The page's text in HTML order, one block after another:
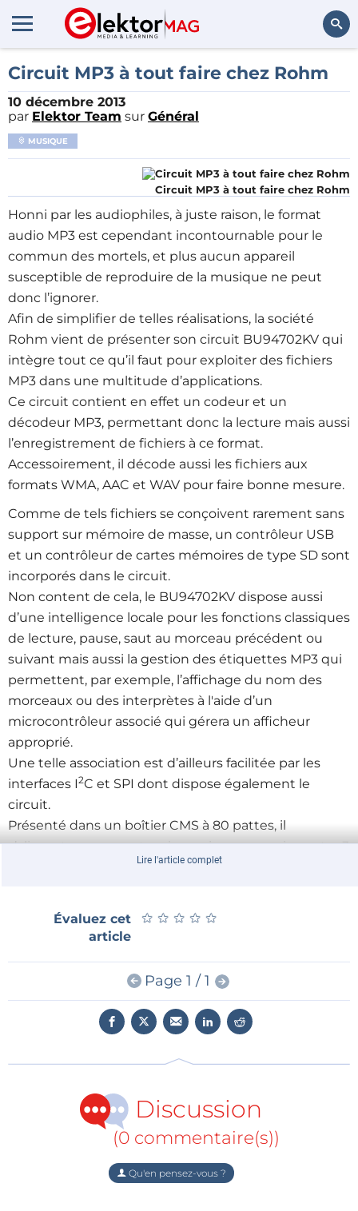
Rechercher
Circuit MP3 à tout faire chez Rohm
10 décembre 2013
par Elektor Team sur Général
MUSIQUE
Circuit MP3 à tout faire chez Rohm
Honni par les audiophiles, à juste raison, le format
audio MP3 est cependant incontournable pour le
commun des mortels, et plus aucun appareil
susceptible de reproduire de la musique ne peut
donc l’ignorer.
Afin de simplifier de telles réalisations, la société
Rohm vient de présenter son circuit BU94702KV qui
intègre tout ce qu’il faut pour exploiter des fichiers
MP3 dans une multitude d’applications.
Ce circuit contient en effet un codeur et un
décodeur MP3, permettant donc la lecture mais aussi
l’enregistrement de fichiers à ce format.
Accessoirement, il décode aussi les fichiers aux
formats WMA, AAC et WAV pour faire bonne mesure.
Comme de tels fichiers se conçoivent rarement sans
support sur mémoire de masse, un contrôleur USB
et un contrôleur de cartes mémoires de type SD sont
incorporés dans le circuit.
Non content de cela, le BU94702KV dispose aussi
d’une intelligence locale pour les fonctions classiques
de lecture, pause, saut au morceau précédent ou
suivant mais aussi la gestion des étiquettes MP3 qui
permettent, par exemple, l’affichage du nom des
morceaux ou des interprètes à l'aide d’un
microcontrôleur associé qui gérera un afficheur
approprié.
Une telle association est d’ailleurs facilitée par les
interfaces I2C et SPI dont dispose également le
circuit.
Présenté dans un boîtier CMS à 80 pattes, il
s’alimente sous une tension unique comprise entre 3
et 3,6 V et dissipe au maximum 900 mW.
Lire l'article complet
Évaluez cet
article
★ ★ ★ ★ ★
★ ★ ★ ★ ★
Page 1 / 1
Discussion
(0 commentaire(s))
Qu'en pensez-vous ?